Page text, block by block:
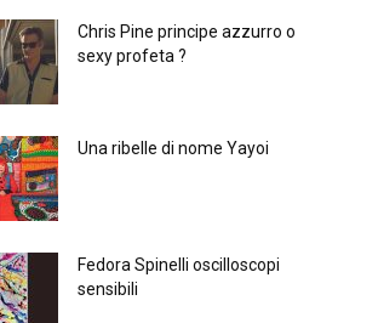
Chris Pine principe azzurro o
sexy profeta ?
Una ribelle di nome Yayoi
Fedora Spinelli oscilloscopi
sensibili